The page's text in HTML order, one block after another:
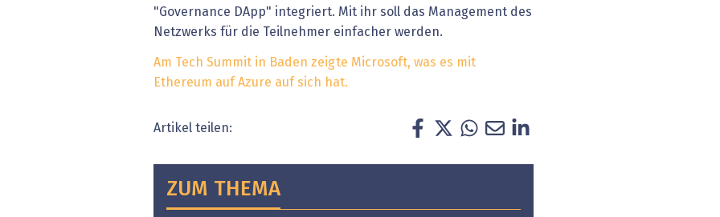
"Governance DApp" integriert. Mit ihr soll das Management des
Netzwerks für die Teilnehmer einfacher werden.
Am Tech Summit in Baden zeigte Microsoft, was es mit
Ethereum auf Azure auf sich hat.
Artikel teilen:
ZUM THEMA